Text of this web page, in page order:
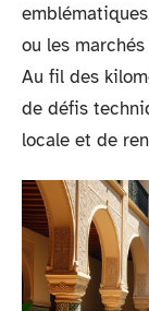
ou les
Au fil des
de défis
locale et de